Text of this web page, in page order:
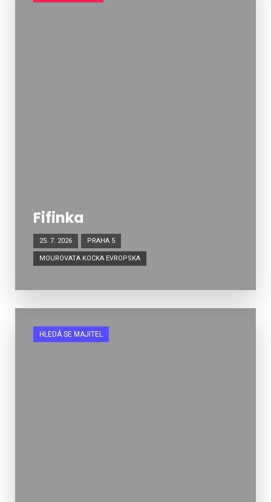
Fifinka
25. 7. 2026 PRAHA 5
MOUROVATA KOCKA EVROPSKA
HLEDÁ SE MAJITEL